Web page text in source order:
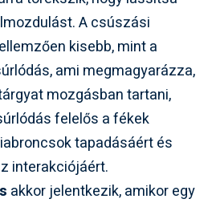
A csúszási
kisebb, mint a
ami megmagyarázza,
mozgásban tartani,
felelős a fékek
tapadásáért és
interakciójáért.
akkor jelentkezik, amikor egy